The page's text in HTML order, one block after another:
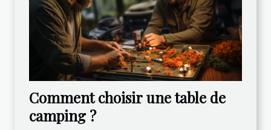
Comment choisir une table de
camping ?